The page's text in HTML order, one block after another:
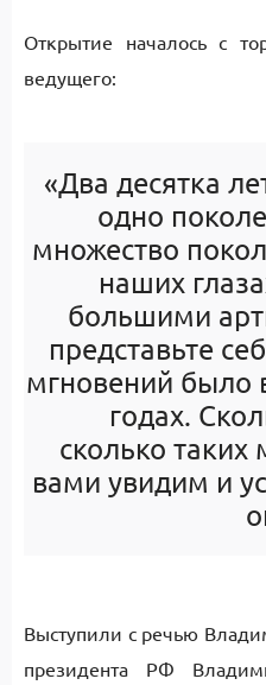
Открытие началось с
ведущего:
«Два десятка
одно
множество
наших
большими
представьте
мгновений было
годах.
сколько
вами увидим и
Выступили с речью
президента РФ